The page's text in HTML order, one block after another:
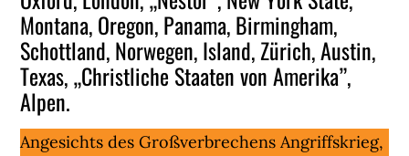
Montana, Oregon, Panama, Birmingham,
Schottland, Norwegen, Island, Zürich, Austin,
Texas, „Christliche Staaten von Amerika”,
Alpen.
Angesichts des Großverbrechens Angriffskrieg,